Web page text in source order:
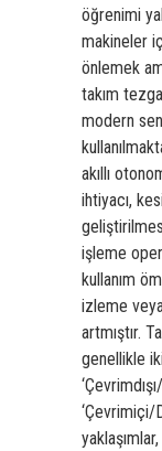
öğrenimi
makineler
önlemek
takım
modern
akıllı
ihtiyacı,
işleme
kullanım
izleme
artmıştır.
genellikle
‘Çevrimiçi/